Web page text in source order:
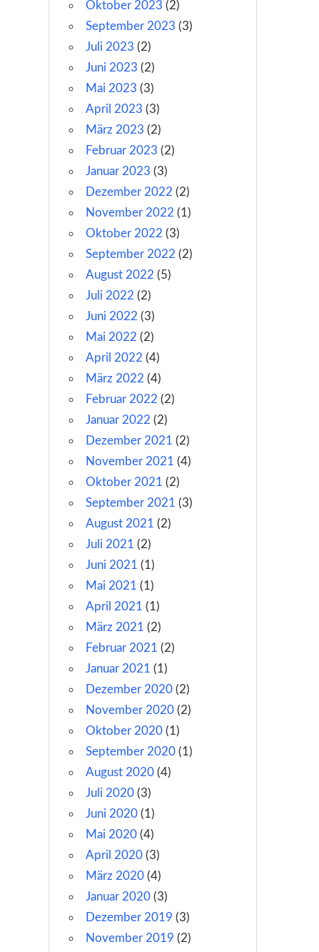
Oktober 2023 (2)
September 2023 (3)
Juli 2023 (2)
Juni 2023 (2)
Mai 2023 (3)
April 2023 (3)
März 2023 (2)
Februar 2023 (2)
Januar 2023 (3)
Dezember 2022 (2)
November 2022 (1)
Oktober 2022 (3)
September 2022 (2)
August 2022 (5)
Juli 2022 (2)
Juni 2022 (3)
Mai 2022 (2)
April 2022 (4)
März 2022 (4)
Februar 2022 (2)
Januar 2022 (2)
Dezember 2021 (2)
November 2021 (4)
Oktober 2021 (2)
September 2021 (3)
August 2021 (2)
Juli 2021 (2)
Juni 2021 (1)
Mai 2021 (1)
April 2021 (1)
März 2021 (2)
Februar 2021 (2)
Januar 2021 (1)
Dezember 2020(2)
November 2020(2)
Oktober 2020(1)
September 2020(1)
August 2020(4)
Juli 2020(3)
Juni 2020(1)
Mai 2020(4)
April 2020(3)
März 2020(4)
Januar 2020(3)
Dezember 2019 (3)
November 2019 (2)